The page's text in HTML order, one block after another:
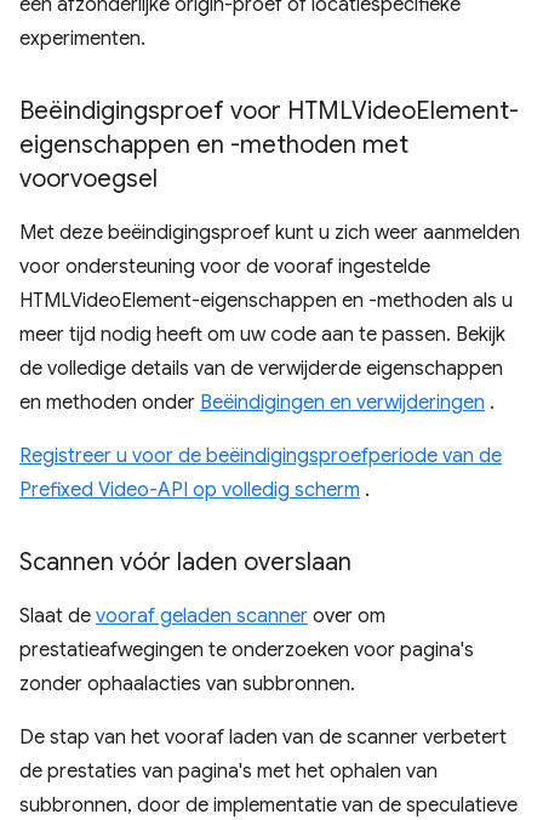
een afzonderlijke origin-proef of locatiespecifieke
experimenten.
Beëindigingsproef voor HTMLVideoElement-
eigenschappen en -methoden met
voorvoegsel
Met deze beëindigingsproef kunt u zich weer aanmelden
voor ondersteuning voor de vooraf ingestelde
HTMLVideoElement-eigenschappen en -methoden als u
meer tijd nodig heeft om uw code aan te passen. Bekijk
de volledige details van de verwijderde eigenschappen
en methoden onder Beëindigingen en verwijderingen .
Registreer u voor de beëindigingsproefperiode van de
Prefixed Video-API op volledig scherm .
Scannen vóór laden overslaan
Slaat de vooraf geladen scanner over om
prestatieafwegingen te onderzoeken voor pagina's
zonder ophaalacties van subbronnen.
De stap van het vooraf laden van de scanner verbetert
de prestaties van pagina's met het ophalen van
subbronnen, door de implementatie van de speculatieve